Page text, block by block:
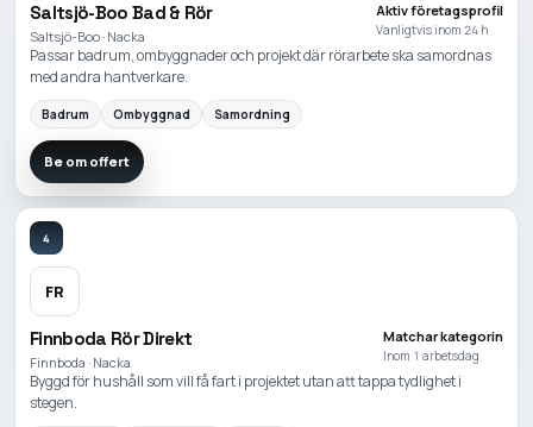
Saltsjö-Boo Bad & Rör
Saltsjö-Boo · Nacka
Aktiv företagsprofil
Vanligtvis inom 24 h
Passar badrum, ombyggnader och projekt där rörarbete ska samordnas
med andra hantverkare.
Badrum Ombyggnad Samordning
Be om offert
4
FR
Finnboda Rör Direkt
Finnboda · Nacka
Matchar kategorin
Inom 1 arbetsdag
Byggd för hushåll som vill få fart i projektet utan att tappa tydlighet i
stegen.